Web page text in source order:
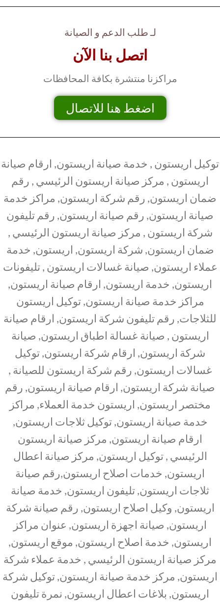
لـ طلب الدعم و الصيانة
اتصل بنا الآن
مراكزنا منتشرة بكافة المحافظات
اضغط هنا للاتصال
توكيل اريستون , خدمة صيانة اريستون, ارقام صيانة
اريستون , مركز صيانة اريستون الرئيسي , رقم
ضمان اريستون, رقم شركة اريستون, مراكز خدمة
صيانة اريستون, رقم صيانة اريستون, رقم تليفون
شركة اريستون , مركز صيانة اريستون الرئيسي ,
ضمان اريستون, شركة اريستون, اريستون, خدمة
عملاء اريستون, صيانة غسالات اريستون , تليفونات
اريستون, خدمة اريستون, ارقام صيانة اريستون,
مراكز خدمة صيانة اريستون, توكيل اريستون
للثلاجات, رقم تليفون شركة اريستون, ارقام صيانة
اريستون , صيانة غسالة اطباق اريستون, صيانة
شركة اريستون, ارقام شركة اريستون, توكيل
غسالات اريستون, رقم شركة اريستون للصيانة ,
صيانة شركة اريستون, ارقام صيانة اريستون, رقم
مختصر اريستون, اريستون خدمة العملاء, مراكز
خدمة صيانة اريستون, توكيل ثلاجات اريستون,
ارقام صيانة اريستون, مركز صيانة اريستون
الرئيسي , توكيل اريستون, مركز صيانة اعطال
اريستون, خدمات اصلاح اريستون,رقم صيانة
ثلاجات اريستون, تليفون اريستون, خدمة صيانة
اريستون, وكيل اصلاح اريستون, رقم صيانة شركة
اريستون, صيانة اجهزة اريستون, عنوان مراكز
اريستون, خدمة اصلاح اريستون, موقع اريستون,
مركز صيانة اريستون الرئيسي , خدمة عملاء شركة
اريستون, مركز خدمة صيانة اريستون, توكيل شركة
اريستون, بلاغات اعطال اريستون, نمرة تليفون